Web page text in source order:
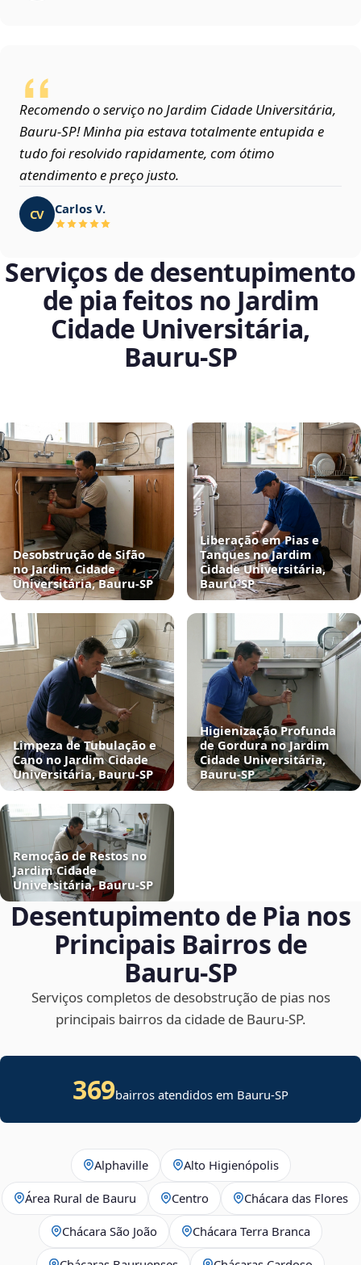
Recomendo o serviço no Jardim Cidade Universitária,
Bauru‑SP! Minha pia estava totalmente entupida e
tudo foi resolvido rapidamente, com ótimo
atendimento e preço justo.
CV Carlos V.
Serviços de desentupimento
de pia feitos no Jardim
Cidade Universitária,
Bauru‑SP
Desobstrução de Sifão
no Jardim Cidade
Universitária, Bauru‑SP
Liberação em Pias e
Tanques no Jardim
Cidade Universitária,
Bauru‑SP
Limpeza de Tubulação e
Cano no Jardim Cidade
Universitária, Bauru‑SP
Higienização Profunda
de Gordura no Jardim
Cidade Universitária,
Bauru‑SP
Remoção de Restos no
Jardim Cidade
Universitária, Bauru‑SP
Desentupimento de Pia nos
Principais Bairros de
Bauru‑SP
Serviços completos de desobstrução de pias nos
principais bairros da cidade de Bauru‑SP.
369bairros atendidos em Bauru-SP
Alphaville Alto Higienópolis
Área Rural de Bauru Centro Chácara das Flores
Chácara São João Chácara Terra Branca